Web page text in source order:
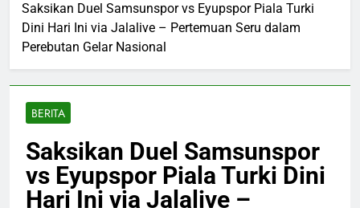
Saksikan Duel Samsunspor vs Eyupspor Piala Turki
Dini Hari Ini via Jalalive – Pertemuan Seru dalam
Perebutan Gelar Nasional
BERITA
Saksikan Duel Samsunspor
vs Eyupspor Piala Turki Dini
Hari Ini via Jalalive –